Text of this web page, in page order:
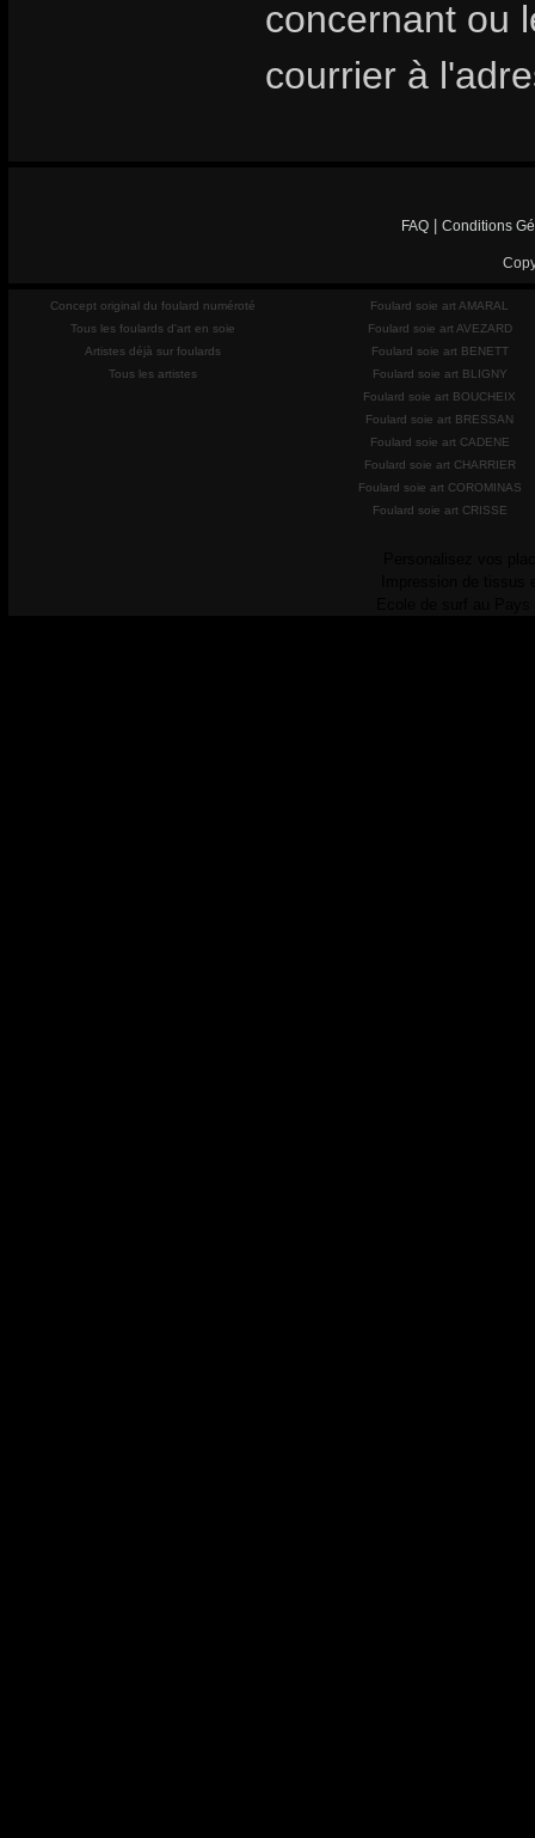
concernant ou
courrier à
FAQ Conditions
Concept original du foulard numéroté
Tous les foulards d'art en soie
Artistes déjà sur foulards
Tous les artistes
Foulard soie art AMARAL
Foulard soie art AVEZARD
Foulard soie art BENETT
Foulard soie art BLIGNY
Foulard soie art BOUCHEIX
Foulard soie art BRESSAN
Foulard soie art CADENE
Foulard soie art CHARRIER
Foulard soie art COROMINAS
Foulard soie art CRISSE